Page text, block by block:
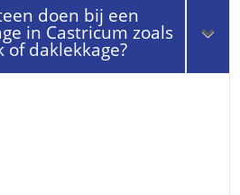
doen bij een
in Castricum zoals
daklekkage?